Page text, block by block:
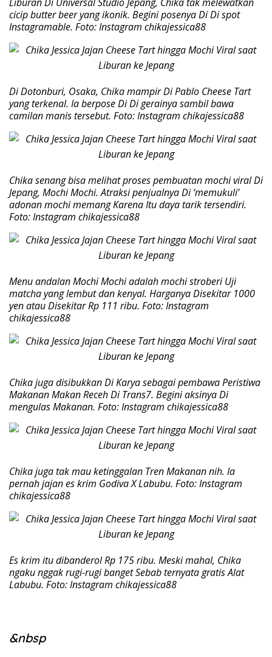
cicip butter beer yang ikonik. Begini posenya Di Di spot
Instagramable. Foto: Instagram chikajessica88
Di Dotonburi, Osaka, Chika mampir Di Pablo Cheese Tart
yang terkenal. Ia berpose Di Di gerainya sambil bawa
camilan manis tersebut. Foto: Instagram chikajessica88
Chika senang bisa melihat proses pembuatan mochi viral Di
Jepang, Mochi Mochi. Atraksi penjualnya Di ‘memukuli’
adonan mochi memang Karena Itu daya tarik tersendiri.
Foto: Instagram chikajessica88
Menu andalan Mochi Mochi adalah mochi stroberi Uji
matcha yang lembut dan kenyal. Harganya Disekitar 1000
yen atau Disekitar Rp 111 ribu. Foto: Instagram
chikajessica88
Chika juga disibukkan Di Karya sebagai pembawa Peristiwa
Makanan Makan Receh Di Trans7. Begini aksinya Di
mengulas Makanan. Foto: Instagram chikajessica88
Chika juga tak mau ketinggalan Tren Makanan nih. Ia
pernah jajan es krim Godiva X Labubu. Foto: Instagram
chikajessica88
Es krim itu dibanderol Rp 175 ribu. Meski mahal, Chika
ngaku nggak rugi-rugi banget Sebab ternyata gratis Alat
Labubu. Foto: Instagram chikajessica88
&nbsp